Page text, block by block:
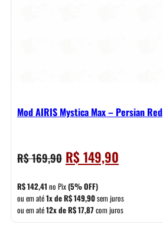
Mod AIRIS Mystica Max – Persian Red
R$169,90 O
preço
original
era:
R$ 169,90.
R$149,90
preço
é:
R$ 149,90.
R$142,41 no Pix(5% OFF)
ou em até1x deR$149,90sem juros
ou em até12x deR$17,87com juros